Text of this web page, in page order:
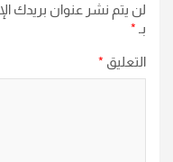
لن يتم نشر عنوان بريدك
بـ *
التعليق *